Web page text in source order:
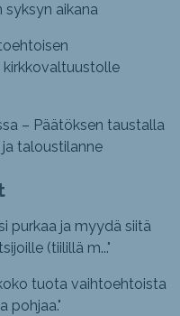
syksyn aikana
kirkkovaltuustolle
– Päätöksen taustalla
taloustilanne
purkaa ja myydä siitä
(tiilillä m..."
tuota vaihtoehtoista
pohjaa."